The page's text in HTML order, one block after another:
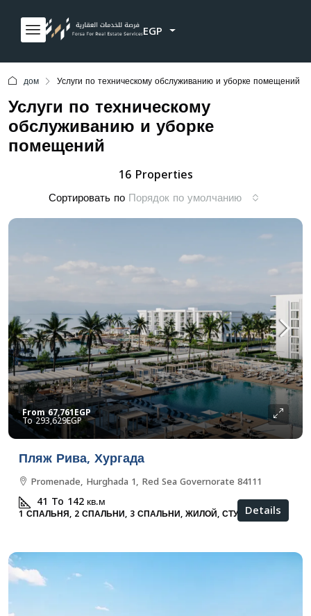
EGP
дом Услуги по техническому обслуживанию и уборке помещений
Услуги по техническому
обслуживанию и уборке
помещений
16 Properties
Сортировать по Порядок по умолчанию
From67,761EGP
293,629EGP
Пляж Рива, Хургада
Promenade, Hurghada 1, Red Sea Governorate 84111
41 To 142кв.м
1 СПАЛЬНЯ, 2 СПАЛЬНИ, 3 СПАЛЬНИ, ЖИЛОЙ, СТУДИЯDetails